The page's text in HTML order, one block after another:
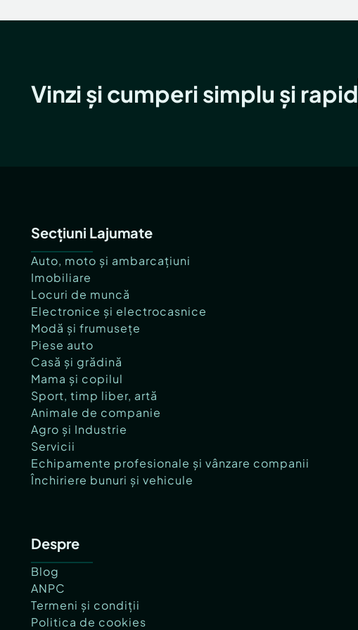
Vinzi și cumperi simplu și rapid
Secțiuni Lajumate
Auto, moto și ambarcațiuni
Imobiliare
Locuri de muncă
Electronice și electrocasnice
Modă și frumusețe
Piese auto
Casă și grădină
Mama și copilul
Sport, timp liber, artă
Animale de companie
Agro și Industrie
Servicii
Echipamente profesionale și vânzare companii
Închiriere bunuri și vehicule
Despre
Blog
ANPC
Termeni și condiții
Politica de cookies